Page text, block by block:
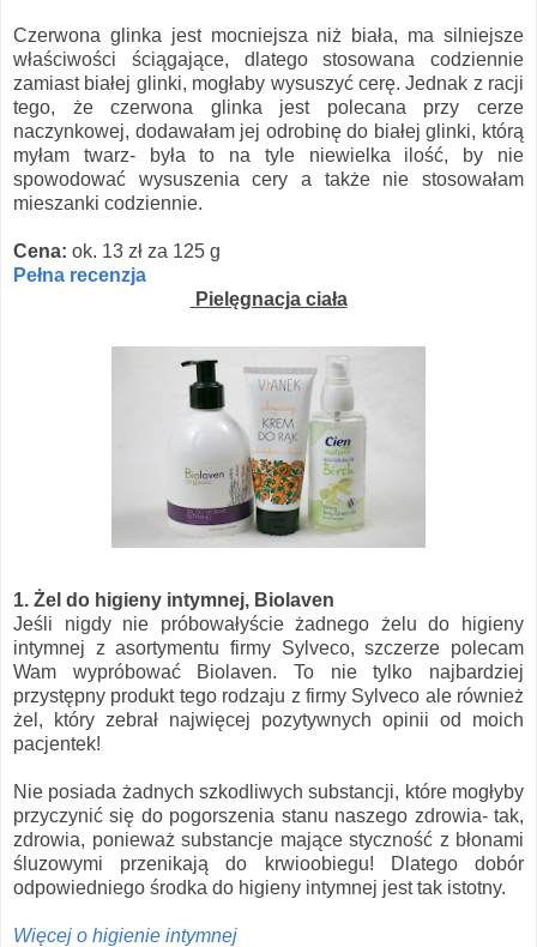
Czerwona glinka jest mocniejsza niż biała, ma silniejsze
właściwości ściągające, dlatego stosowana codziennie
zamiast białej glinki, mogłaby wysuszyć cerę. Jednak z racji
tego, że czerwona glinka jest polecana przy cerze
naczynkowej, dodawałam jej odrobinę do białej glinki, którą
myłam twarz- była to na tyle niewielka ilość, by nie
spowodować wysuszenia cery a także nie stosowałam
mieszanki codziennie.
Cena: ok. 13 zł za 125 g
Pełna recenzja
Pielęgnacja ciała
1. Żel do higieny intymnej, Biolaven
Jeśli nigdy nie próbowałyście żadnego żelu do higieny
intymnej z asortymentu firmy Sylveco, szczerze polecam
Wam wypróbować Biolaven. To nie tylko najbardziej
przystępny produkt tego rodzaju z firmy Sylveco ale również
żel, który zebrał najwięcej pozytywnych opinii od moich
pacjentek!
Nie posiada żadnych szkodliwych substancji, które mogłyby
przyczynić się do pogorszenia stanu naszego zdrowia- tak,
zdrowia, ponieważ substancje mające styczność z błonami
śluzowymi przenikają do krwioobiegu! Dlatego dobór
odpowiedniego środka do higieny intymnej jest tak istotny.
Więcej o higienie intymnej